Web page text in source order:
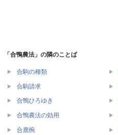
「合鴨農法」の隣のことば
合駒の種類
合駒請求
合鴨ひろゆき
合鴨農法の効用
合鹿椀